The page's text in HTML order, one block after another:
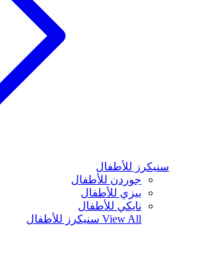
سنيكرز للأطفال
جوردن للأطفال
ييزي للأطفال
نايكي للأطفال
View All سنيكرز للأطفال